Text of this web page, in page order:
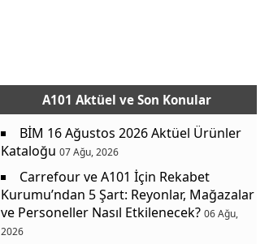
A101 Aktüel ve Son Konular
BİM 16 Ağustos 2026 Aktüel Ürünler
Kataloğu 07 Ağu, 2026
Carrefour ve A101 İçin Rekabet
Kurumu’ndan 5 Şart: Reyonlar, Mağazalar
ve Personeller Nasıl Etkilenecek? 06 Ağu,
2026